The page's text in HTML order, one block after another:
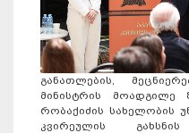
განათლების,
მინისტრის მოადგილე
რობაქიძის სახელობის
კვირეულის